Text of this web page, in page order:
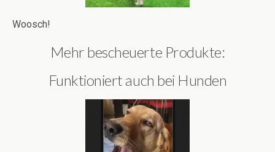
Woosch!
Mehr bescheuerte Produkte:
Funktioniert auch bei Hunden